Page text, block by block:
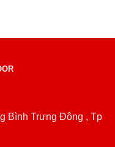
Bình Trưng Đông , Tp